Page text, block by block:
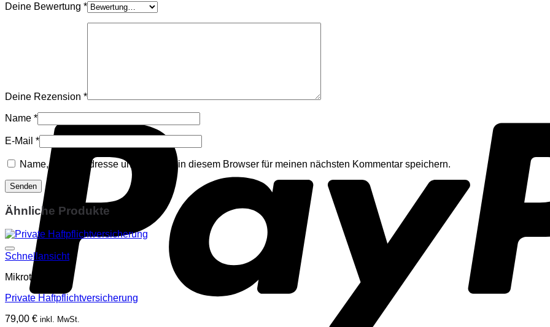
Deine Bewertung *
Deine Rezension *
Name *
E-Mail *
Name, E-Mail-Adresse und Website in diesem Browser für meinen nächsten Kommentar speichern.
Ähnliche Produkte
Schnellansicht
Mikrotraining
Private Haftpflichtversicherung
79,00 € inkl. MwSt.